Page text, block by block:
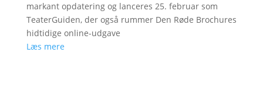
markant opdatering og lanceres 25. februar som
TeaterGuiden, der også rummer Den Røde Brochures
hidtidige online-udgave
Læs mere